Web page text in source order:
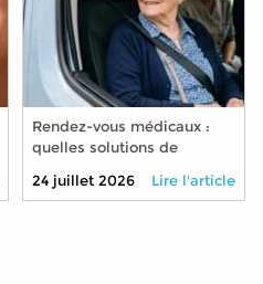
Rendez-vous médicaux :
quelles solutions de
qui ne conduisent plus ?
24 juillet 2026 Lire l'article